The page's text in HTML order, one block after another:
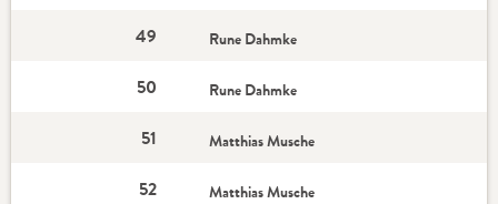
49 Rune Dahmke
50 Rune Dahmke
51 Matthias Musche
52 Matthias Musche